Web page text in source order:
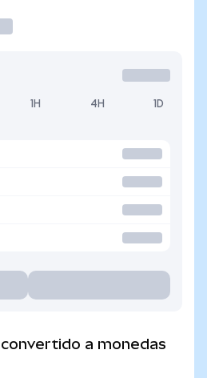
1H 4H 1D
a monedas